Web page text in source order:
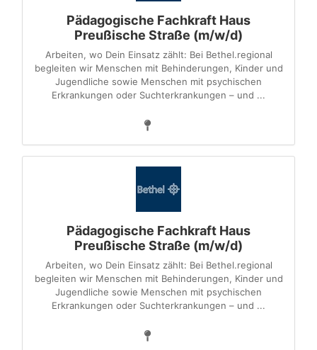
Pädagogische Fachkraft Haus
Preußische Straße (m/w/d)
Arbeiten, wo Dein Einsatz zählt: Bei Bethel.regional
begleiten wir Menschen mit Behinderungen, Kinder und
Jugendliche sowie Menschen mit psychischen
Erkrankungen oder Suchterkrankungen – und ...
Pädagogische Fachkraft Haus
Preußische Straße (m/w/d)
Arbeiten, wo Dein Einsatz zählt: Bei Bethel.regional
begleiten wir Menschen mit Behinderungen, Kinder und
Jugendliche sowie Menschen mit psychischen
Erkrankungen oder Suchterkrankungen – und ...